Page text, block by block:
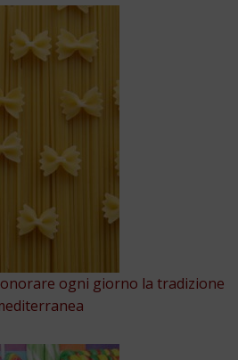
ogni giorno la tradizione